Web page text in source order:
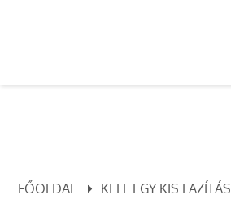
FŐOLDAL
KELL EGY KIS LAZÍTÁS